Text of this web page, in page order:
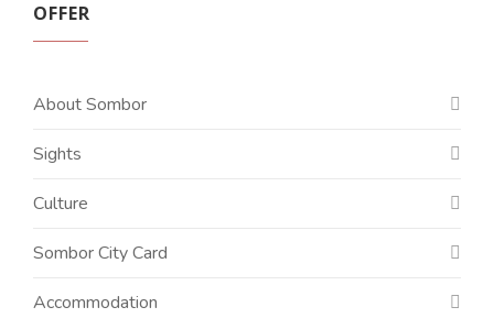
OFFER
About Sombor
Sights
Culture
Sombor City Card
Accommodation